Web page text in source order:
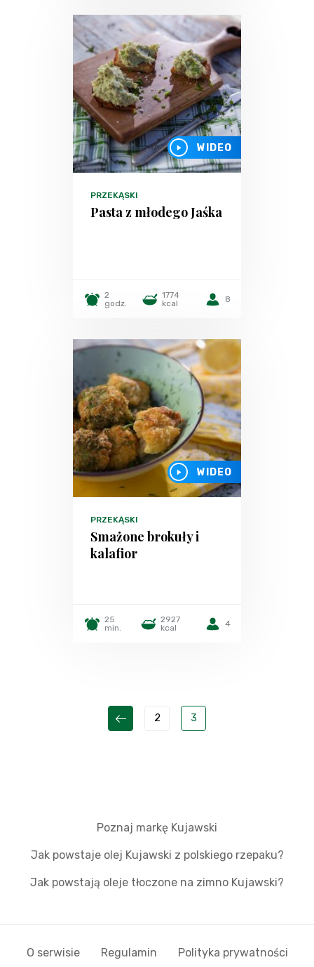
WIDEO
PRZEKĄSKI
Pasta z młodego Jaśka
2
godz.
1774
kcal
8
WIDEO
PRZEKĄSKI
Smażone brokuły i
kalafior
25
min.
2927
kcal
4
2 3
Poznaj markę Kujawski
Jak powstaje olej Kujawski z polskiego rzepaku?
Jak powstają oleje tłoczone na zimno Kujawski?
O serwisie Regulamin Polityka prywatności